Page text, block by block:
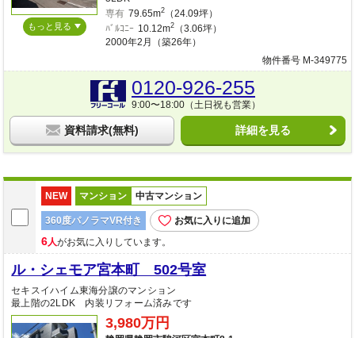
もっと見る
専有 79.65m2（24.09坪）
ﾊﾞﾙｺﾆｰ 10.12m2（3.06坪）
2000年2月（築26年）
物件番号 M-349775
0120-926-255
9:00〜18:00（土日祝も営業）
資料請求(無料) 詳細を見る
NEW マンション 中古マンション
360度パノラマVR付き お気に入りに追加
6人がお気に入りしています。
ル・シェモア宮本町 502号室
セキスイハイム東海分譲のマンション
最上階の2LDK 内装リフォーム済みです
3,980万円